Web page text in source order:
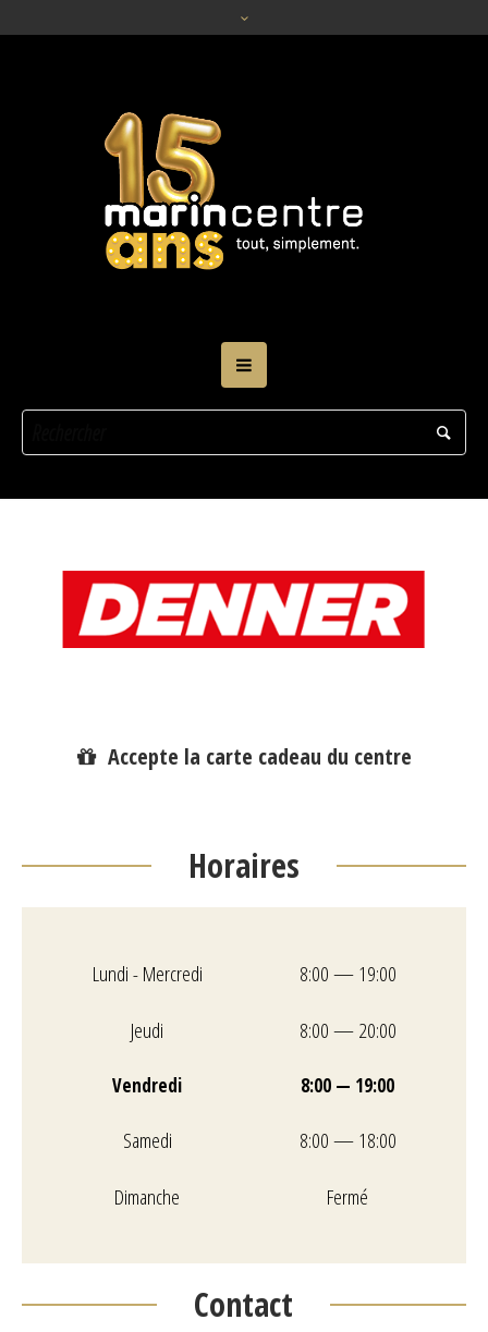
Accepte la carte cadeau du centre
Horaires
Lundi - Mercredi
8:00 — 19:00
Jeudi
8:00 — 20:00
Vendredi 8:00 — 19:00
Samedi
8:00 — 18:00
Dimanche
Fermé
Contact